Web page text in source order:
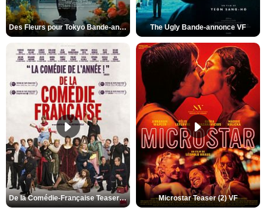
Des Fleurs pour Tokyo Bande-annonce VO STFR The Ugly Bande-annonce VF
De la Comédie-Française Teaser (3) VF Microstar Teaser (2) VF